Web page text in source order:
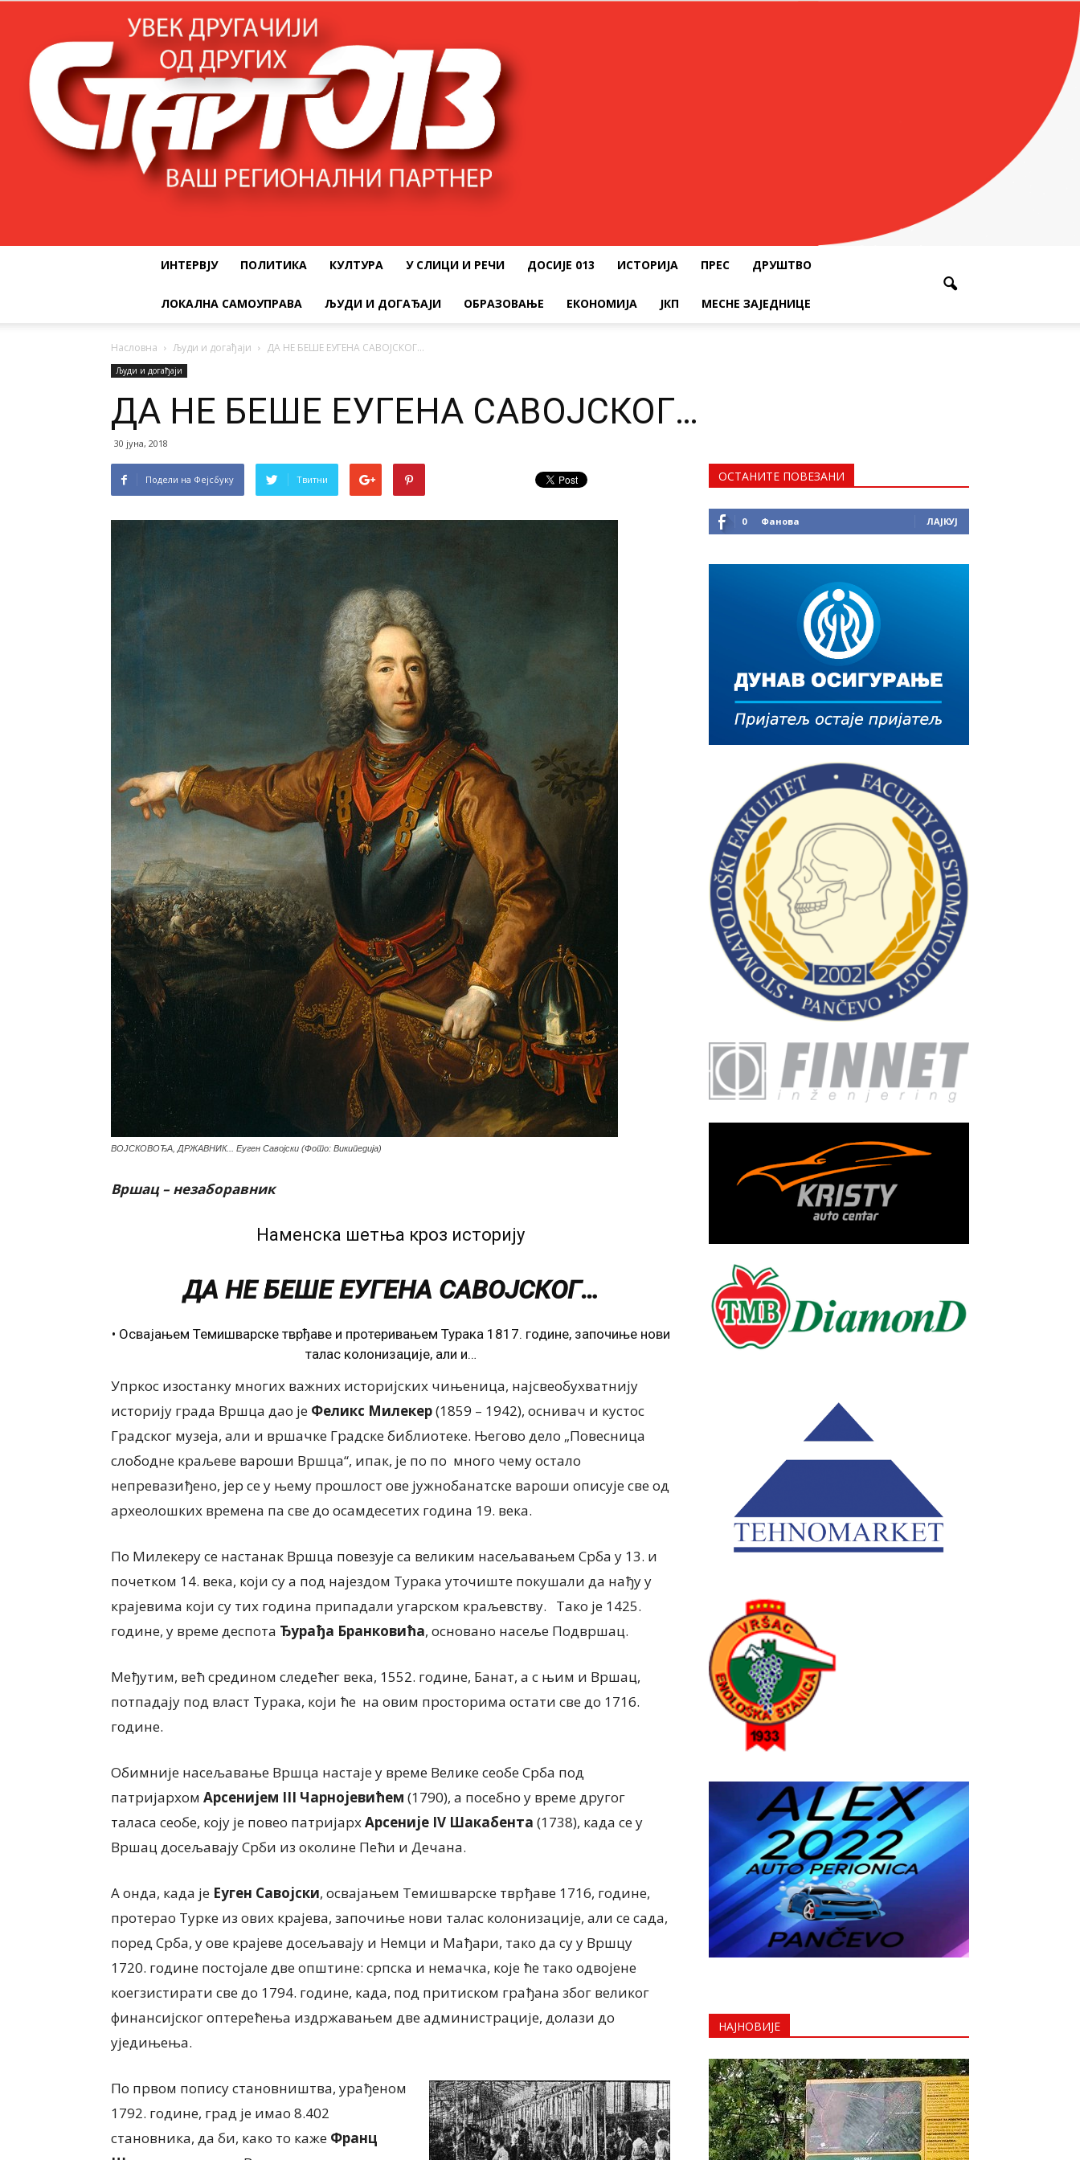
ИНТЕРВЈУ ПОЛИТИКА КУЛТУРА У СЛИЦИ И РЕЧИ ДОСИЈЕ 013 ИСТОРИЈА ПРЕС ДРУШТВО
ЛОКАЛНА САМОУПРАВА ЉУДИ И ДОГАЂАЈИ ОБРАЗОВАЊЕ ЕКОНОМИЈА ЈКП МЕСНЕ ЗАЈЕДНИЦЕ
Насловна Људи и догађаји ДА НЕ БЕШЕ ЕУГЕНА САВОЈСКОГ…
Људи и догађаји
ДА НЕ БЕШЕ ЕУГЕНА САВОЈСКОГ…
30 јуна, 2018
Подели на Фејсбуку Твитни
ВОЈСКОВОЂА, ДРЖАВНИК... Еуген Савојски (Фото: Википедија)
Вршац – незаборавник
Наменска шетња кроз историју
ДА НЕ БЕШЕ ЕУГЕНА САВОЈСКОГ…
• Освајањем Темишварске тврђаве и протеривањем Турака 1817. године, започиње нови
талас колонизације, али и…
Упркос изостанку многих важних историјских чињеница, најсвеобухватнију
историју града Вршца дао је Феликс Милекер(1859 – 1942), оснивач и кустос
Градског музеја, али и вршачке Градске библиотеке. Његово дело „Повесница
слободне краљеве вароши Вршца“, ипак, је по по много чему остало
непревазиђено, јер се у њему прошлост ове јужнобанатске вароши описује све од
археолошких времена па све до осамдесетих година 19. века.
По Милекеру се настанак Вршца повезује са великим насељавањем Срба у 13. и
почетком 14. века, који су а под најездом Турака уточиште покушали да нађу у
крајевима који су тих година припадали угарском краљевству. Тако је 1425.
године, у време деспота Ђурађа Бранковића, основано насеље Подвршац.
Међутим, већ средином следећег века, 1552. године, Банат, а с њим и Вршац,
потпадају под власт Турака, који ће на овим просторима остати све до 1716.
године.
Обимније насељавање Вршца настаје у време Велике сеобе Срба под
патријархом Арсенијем III Чарнојевићем (1790), а посебно у време другог
таласа сеобе, коју је повео патријархАрсеније IV Шакабента (1738), када се у
Вршац досељавају Срби из околине Пећи и Дечана.
А онда, када је Еуген Савојски, освајањем Темишварске тврђаве 1716, године,
протерао Турке из ових крајева, започиње нови талас колонизације, али се сада,
поред Срба, у ове крајеве досељавају и Немци и Мађари, тако да су у Вршцу
1720. године постојале две општине: српска и немачка, које ће тако одвојене
коегзистирати све до 1794. године, када, под притиском грађана због великог
финансијског оптерећења издржавањем две администрације, долази до
уједињења.
По првом попису становништва, урађеном
1792. године, град је имао 8.402
становника, да би, како то каже Франц
ОСТАНИТЕ ПОВЕЗАНИ
0 Фанова ЛАЈКУЈ
НАЈНОВИЈЕ